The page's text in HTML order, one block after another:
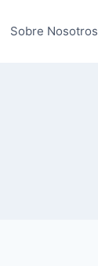
Sobre Nosotros